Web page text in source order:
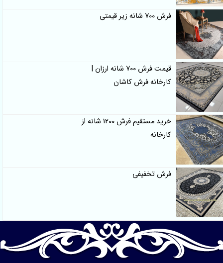
فرش 700 شانه زیر قیمتی
قیمت فرش 700 شانه ارزان |
کارخانه فرش کاشان
خرید مستقیم فرش 1200 شانه از
کارخانه
فرش تخفیفی